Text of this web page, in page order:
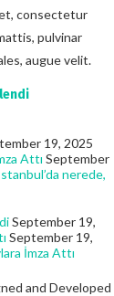
consectetur
pulvinar
augue velit.
19, 2025
Attı September
nerede,
September 19,
September 19,
İmza Attı
and Developed